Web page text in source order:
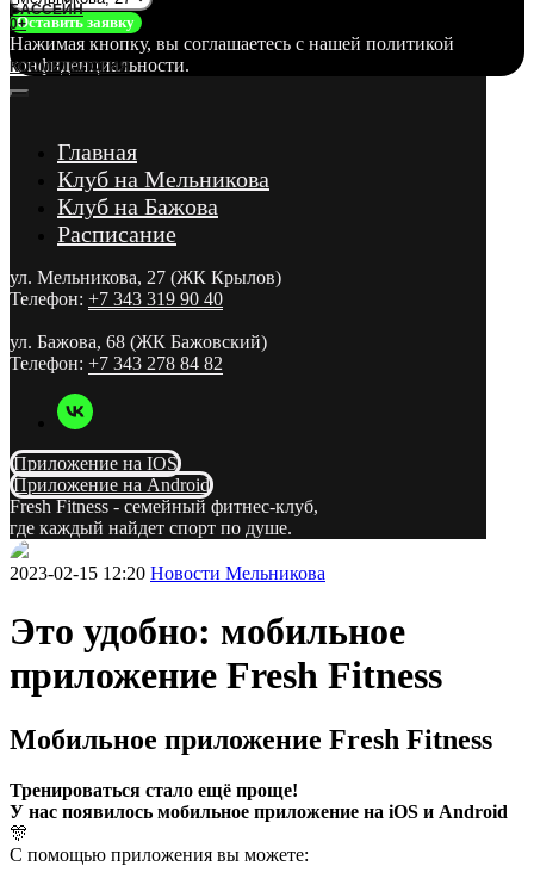
БАССЕЙН
0+
КОСМЕТОЛОГИЯ
Оставить заявку
Нажимая кнопку, вы соглашаетесь с нашей политикой
конфиденциальности.
Главная
Клуб на Мельникова
Клуб на Бажова
Расписание
ул. Мельникова, 27 (ЖК Крылов)
Телефон: +7 343 319 90 40
ул. Бажова, 68 (ЖК Бажовский)
Телефон: +7 343 278 84 82
Приложение на IOS
Приложение на Android
Fresh Fitness - семейный фитнес-клуб,
где каждый найдет спорт по душе.
2023-02-15 12:20 Новости Мельникова
Это удобно: мобильное
приложение Fresh Fitness
Мобильное приложение Fresh Fitness
Тренироваться стало ещё проще!
У нас появилось мобильное приложение на iOS и Android
🎊
С помощью приложения вы можете: